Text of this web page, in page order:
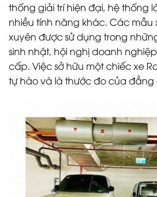
thống giải trí hiện đại, hệ thống
nhiều tính năng khác. Các mẫu
xuyên được sử dụng trong
sinh nhật, hội nghị doanh
cấp. Việc sở hữu một chiếc xe
tự hào và là thước đo của